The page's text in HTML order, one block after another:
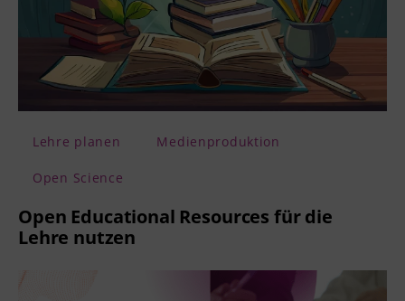
Lehre planen Medienproduktion
Open Science
Open Educational Resources für die
Lehre nutzen